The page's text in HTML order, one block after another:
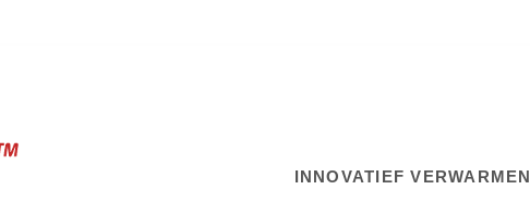
INNOVATIEF VERWARMEN